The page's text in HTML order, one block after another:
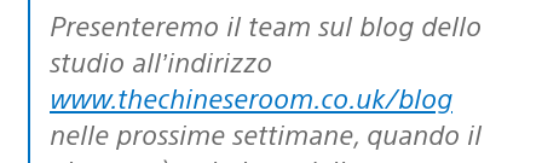
Presenteremo il team sul blog dello
studio all’indirizzo
www.thechineseroom.co.uk/blog
nelle prossime settimane, quando il